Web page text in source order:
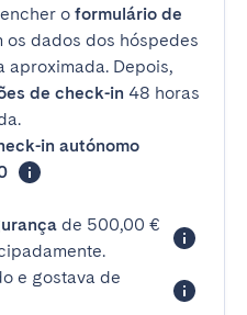
o formulário de
os dados dos hóspedes
aproximada. Depois,
de check-in 48 horas
in autónomo
de 500,00 €
e gostava de